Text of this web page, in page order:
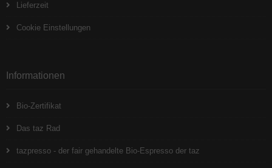
Lieferzeit
Cookie Einstellungen
Informationen
Bio-Zertifikat
Das taz Rad
tazpresso - der fair gehandelte Bio-Espresso der taz